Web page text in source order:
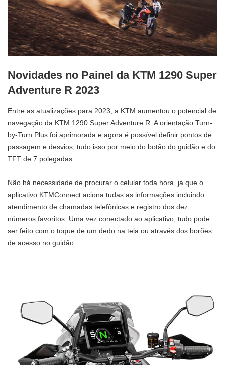
Novidades no Painel da KTM 1290 Super
Adventure R 2023
Entre as atualizações para 2023, a KTM aumentou o potencial de
navegação da KTM 1290 Super Adventure R. A orientação Turn-
by-Turn Plus foi aprimorada e agora é possível definir pontos de
passagem e desvios, tudo isso por meio do botão do guidão e do
TFT de 7 polegadas.
Não há necessidade de procurar o celular toda hora, já que o
aplicativo KTMConnect aciona tudas as informações incluindo
atendimento de chamadas telefônicas e registro dos dez
números favoritos. Uma vez conectado ao aplicativo, tudo pode
ser feito com o toque de um dedo na tela ou através dos borões
de acesso no guidão.